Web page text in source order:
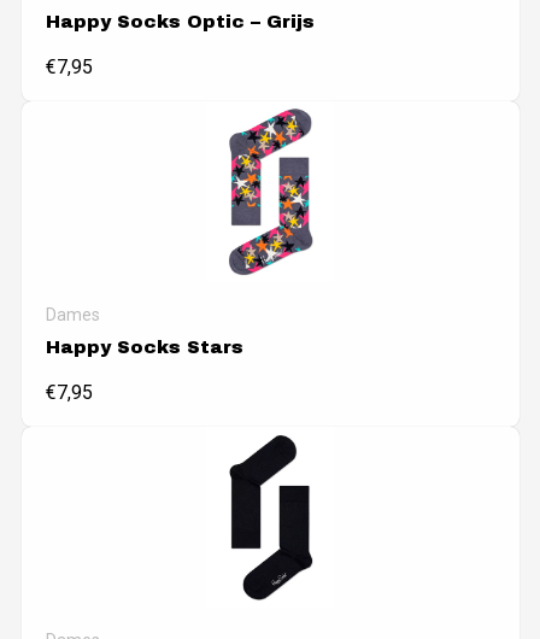
Happy Socks Optic – Grijs
€7,95
Dames
Happy Socks Stars
€7,95